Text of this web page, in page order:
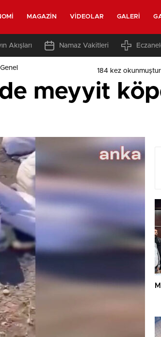
MAGAZIN VIDEOLAR GALERI
Akışları Namaz Vakitleri
Genel 184 kez okunmuştur
meyyit